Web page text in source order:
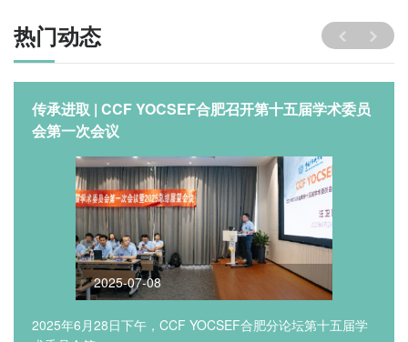
热门动态
传承进取 | CCF YOCSEF合肥召开第十五届学术委员
会第一次会议
2025-07-08
2025年6月28日下午，CCF YOCSEF合肥分论坛第十五届学